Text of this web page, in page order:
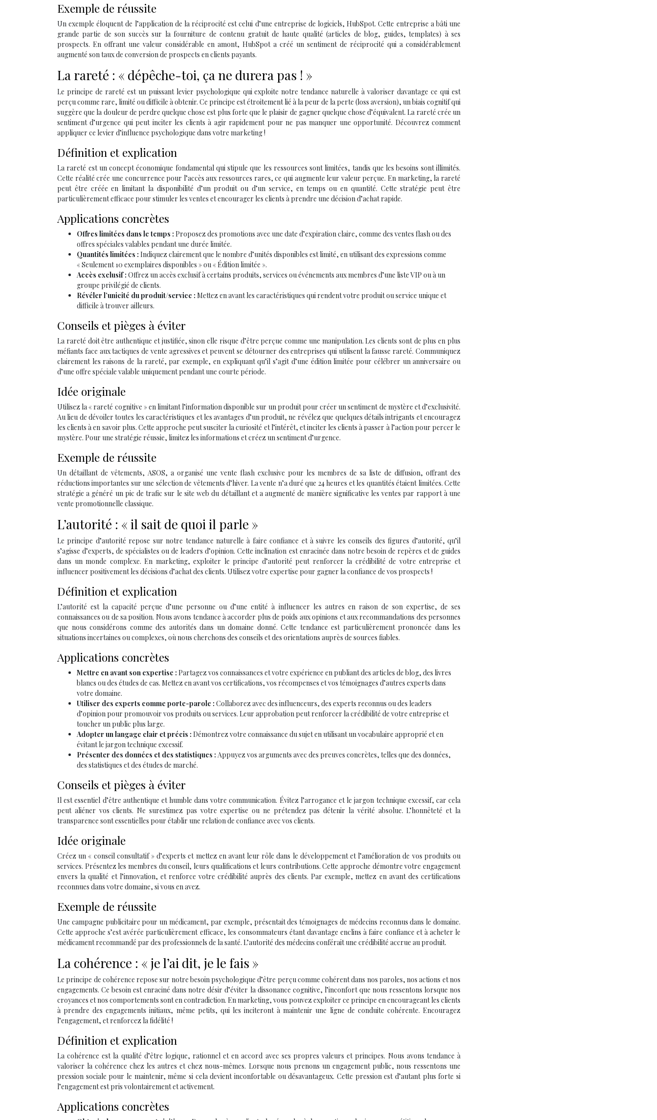
Exemple de réussite
Un exemple éloquent de l’application de la réciprocité est celui d’une entreprise de logiciels, HubSpot. Cette entreprise a bâti une
grande partie de son succès sur la fourniture de contenu gratuit de haute qualité (articles de blog, guides, templates) à ses
prospects. En offrant une valeur considérable en amont, HubSpot a créé un sentiment de réciprocité qui a considérablement
augmenté son taux de conversion de prospects en clients payants.
La rareté : « dépêche-toi, ça ne durera pas ! »
Le principe de rareté est un puissant levier psychologique qui exploite notre tendance naturelle à valoriser davantage ce qui est
perçu comme rare, limité ou difficile à obtenir. Ce principe est étroitement lié à la peur de la perte (loss aversion), un biais cognitif qui
suggère que la douleur de perdre quelque chose est plus forte que le plaisir de gagner quelque chose d’équivalent. La rareté crée un
sentiment d’urgence qui peut inciter les clients à agir rapidement pour ne pas manquer une opportunité. Découvrez comment
appliquer ce levier d’influence psychologique dans votre marketing !
Définition et explication
La rareté est un concept économique fondamental qui stipule que les ressources sont limitées, tandis que les besoins sont illimités.
Cette réalité crée une concurrence pour l’accès aux ressources rares, ce qui augmente leur valeur perçue. En marketing, la rareté
peut être créée en limitant la disponibilité d’un produit ou d’un service, en temps ou en quantité. Cette stratégie peut être
particulièrement efficace pour stimuler les ventes et encourager les clients à prendre une décision d’achat rapide.
Applications concrètes
Offres limitées dans le temps : Proposez des promotions avec une date d’expiration claire, comme des ventes flash ou des
offres spéciales valables pendant une durée limitée.
Quantités limitées : Indiquez clairement que le nombre d’unités disponibles est limité, en utilisant des expressions comme
« Seulement 10 exemplaires disponibles » ou « Édition limitée ».
Accès exclusif : Offrez un accès exclusif à certains produits, services ou événements aux membres d’une liste VIP ou à un
groupe privilégié de clients.
Révéler l’unicité du produit/service : Mettez en avant les caractéristiques qui rendent votre produit ou service unique et
difficile à trouver ailleurs.
Conseils et pièges à éviter
La rareté doit être authentique et justifiée, sinon elle risque d’être perçue comme une manipulation. Les clients sont de plus en plus
méfiants face aux tactiques de vente agressives et peuvent se détourner des entreprises qui utilisent la fausse rareté. Communiquez
clairement les raisons de la rareté, par exemple, en expliquant qu’il s’agit d’une édition limitée pour célébrer un anniversaire ou
d’une offre spéciale valable uniquement pendant une courte période.
Idée originale
Utilisez la « rareté cognitive » en limitant l’information disponible sur un produit pour créer un sentiment de mystère et d’exclusivité.
Au lieu de dévoiler toutes les caractéristiques et les avantages d’un produit, ne révélez que quelques détails intrigants et encouragez
les clients à en savoir plus. Cette approche peut susciter la curiosité et l’intérêt, et inciter les clients à passer à l’action pour percer le
mystère. Pour une stratégie réussie, limitez les informations et créez un sentiment d’urgence.
Exemple de réussite
Un détaillant de vêtements, ASOS, a organisé une vente flash exclusive pour les membres de sa liste de diffusion, offrant des
réductions importantes sur une sélection de vêtements d’hiver. La vente n’a duré que 24 heures et les quantités étaient limitées. Cette
stratégie a généré un pic de trafic sur le site web du détaillant et a augmenté de manière significative les ventes par rapport à une
vente promotionnelle classique.
L’autorité : « il sait de quoi il parle »
Le principe d’autorité repose sur notre tendance naturelle à faire confiance et à suivre les conseils des figures d’autorité, qu’il
s’agisse d’experts, de spécialistes ou de leaders d’opinion. Cette inclination est enracinée dans notre besoin de repères et de guides
dans un monde complexe. En marketing, exploiter le principe d’autorité peut renforcer la crédibilité de votre entreprise et
influencer positivement les décisions d’achat des clients. Utilisez votre expertise pour gagner la confiance de vos prospects !
Définition et explication
L’autorité est la capacité perçue d’une personne ou d’une entité à influencer les autres en raison de son expertise, de ses
connaissances ou de sa position. Nous avons tendance à accorder plus de poids aux opinions et aux recommandations des personnes
que nous considérons comme des autorités dans un domaine donné. Cette tendance est particulièrement prononcée dans les
situations incertaines ou complexes, où nous cherchons des conseils et des orientations auprès de sources fiables.
Applications concrètes
Mettre en avant son expertise : Partagez vos connaissances et votre expérience en publiant des articles de blog, des livres
blancs ou des études de cas. Mettez en avant vos certifications, vos récompenses et vos témoignages d’autres experts dans
votre domaine.
Utiliser des experts comme porte-parole : Collaborez avec des influenceurs, des experts reconnus ou des leaders
d’opinion pour promouvoir vos produits ou services. Leur approbation peut renforcer la crédibilité de votre entreprise et
toucher un public plus large.
Adopter un langage clair et précis : Démontrez votre connaissance du sujet en utilisant un vocabulaire approprié et en
évitant le jargon technique excessif.
Présenter des données et des statistiques : Appuyez vos arguments avec des preuves concrètes, telles que des données,
des statistiques et des études de marché.
Conseils et pièges à éviter
Il est essentiel d’être authentique et humble dans votre communication. Évitez l’arrogance et le jargon technique excessif, car cela
peut aliéner vos clients. Ne surestimez pas votre expertise ou ne prétendez pas détenir la vérité absolue. L’honnêteté et la
transparence sont essentielles pour établir une relation de confiance avec vos clients.
Idée originale
Créez un « conseil consultatif » d’experts et mettez en avant leur rôle dans le développement et l’amélioration de vos produits ou
services. Présentez les membres du conseil, leurs qualifications et leurs contributions. Cette approche démontre votre engagement
envers la qualité et l’innovation, et renforce votre crédibilité auprès des clients. Par exemple, mettez en avant des certifications
reconnues dans votre domaine, si vous en avez.
Exemple de réussite
Une campagne publicitaire pour un médicament, par exemple, présentait des témoignages de médecins reconnus dans le domaine.
Cette approche s’est avérée particulièrement efficace, les consommateurs étant davantage enclins à faire confiance et à acheter le
médicament recommandé par des professionnels de la santé. L’autorité des médecins conférait une crédibilité accrue au produit.
La cohérence : « je l’ai dit, je le fais »
Le principe de cohérence repose sur notre besoin psychologique d’être perçu comme cohérent dans nos paroles, nos actions et nos
engagements. Ce besoin est enraciné dans notre désir d’éviter la dissonance cognitive, l’inconfort que nous ressentons lorsque nos
croyances et nos comportements sont en contradiction. En marketing, vous pouvez exploiter ce principe en encourageant les clients
à prendre des engagements initiaux, même petits, qui les inciteront à maintenir une ligne de conduite cohérente. Encouragez
l’engagement, et renforcez la fidélité !
Définition et explication
La cohérence est la qualité d’être logique, rationnel et en accord avec ses propres valeurs et principes. Nous avons tendance à
valoriser la cohérence chez les autres et chez nous-mêmes. Lorsque nous prenons un engagement public, nous ressentons une
pression sociale pour le maintenir, même si cela devient inconfortable ou désavantageux. Cette pression est d’autant plus forte si
l’engagement est pris volontairement et activement.
Applications concrètes